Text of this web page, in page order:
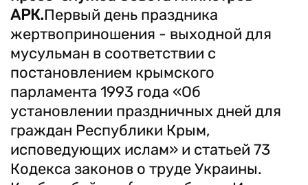
АРК.Первый день праздника
жертвоприношения - выходной для
мусульман в соответствии с
постановлением крымского
парламента 1993 года «Об
установлении праздничных дней для
граждан Республики Крым,
исповедующих ислам» и статьей 73
Кодекса законов о труде Украины.